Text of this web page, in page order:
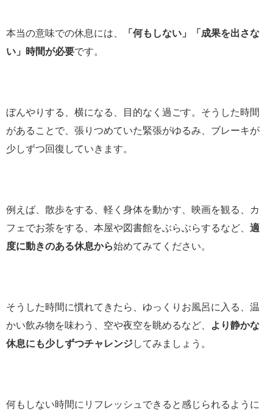
本当の意味での休息には、
「何もしない」「成果を出さな
い」時間が必要です。
ぼんやりする、横になる、目的なく過ごす。そうした時間
があることで、張りつめていた緊張がゆるみ、ブレーキが
少しずつ回復していきます。
例えば、散歩をする、軽く身体を動かす、映画を観る、カ
フェでお茶をする、本屋や図書館をぶらぶらするなど、 適
度に動きのある休息から始めてみてください。
そうした時間に慣れてきたら、ゆっくりお風呂に入る、温
かい飲み物を味わう、空や夜空を眺めるなど、
より静かな
休息にも少しずつチャレンジしてみましょう。
何もしない時間にリフレッシュできると感じられるように